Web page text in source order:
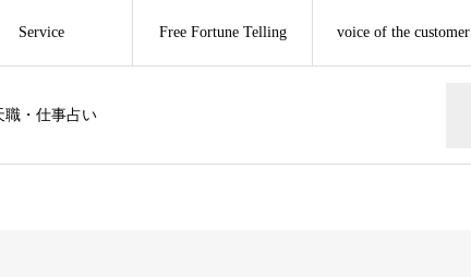
職・仕事占い
Service Free Fortune Telling voice of the customer